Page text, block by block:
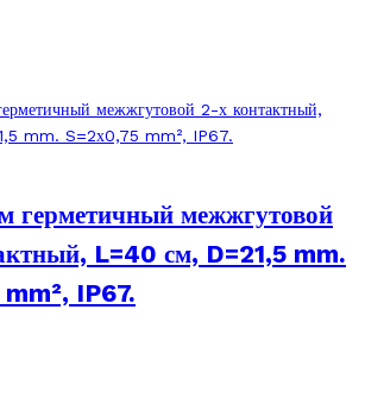
герметичный межжгутовой
L=40 см, D=21,5 mm.
IP67.